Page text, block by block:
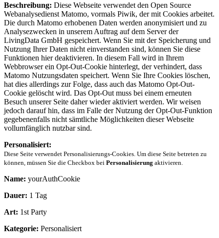
Beschreibung: Diese Webseite verwendet den Open Source
Webanalysedienst Matomo, vormals Piwik, der mit Cookies arbeitet.
Die durch Matomo erhobenen Daten werden anonymisiert und zu
Analysezwecken in unserem Auftrag auf dem Server der
LivingData GmbH gespeichert. Wenn Sie mit der Speicherung und
Nutzung Ihrer Daten nicht einverstanden sind, können Sie diese
Funktionen hier deaktivieren. In diesem Fall wird in Ihrem
Webbrowser ein Opt-Out-Cookie hinterlegt, der verhindert, dass
Matomo Nutzungsdaten speichert. Wenn Sie Ihre Cookies löschen,
hat dies allerdings zur Folge, dass auch das Matomo Opt-Out-
Cookie gelöscht wird. Das Opt-Out muss bei einem erneuten
Besuch unserer Seite daher wieder aktiviert werden. Wir weisen
jedoch darauf hin, dass im Falle der Nutzung der Opt-Out-Funktion
gegebenenfalls nicht sämtliche Möglichkeiten dieser Webseite
vollumfänglich nutzbar sind.
Personalisiert:
Diese Seite verwendet Personalisierungs-Cookies. Um diese Seite betreten zu
können, müssen Sie die Checkbox bei Personalisierung aktivieren.
Name: yourAuthCookie
Dauer: 1 Tag
Art: 1st Party
Kategorie: Personalisiert